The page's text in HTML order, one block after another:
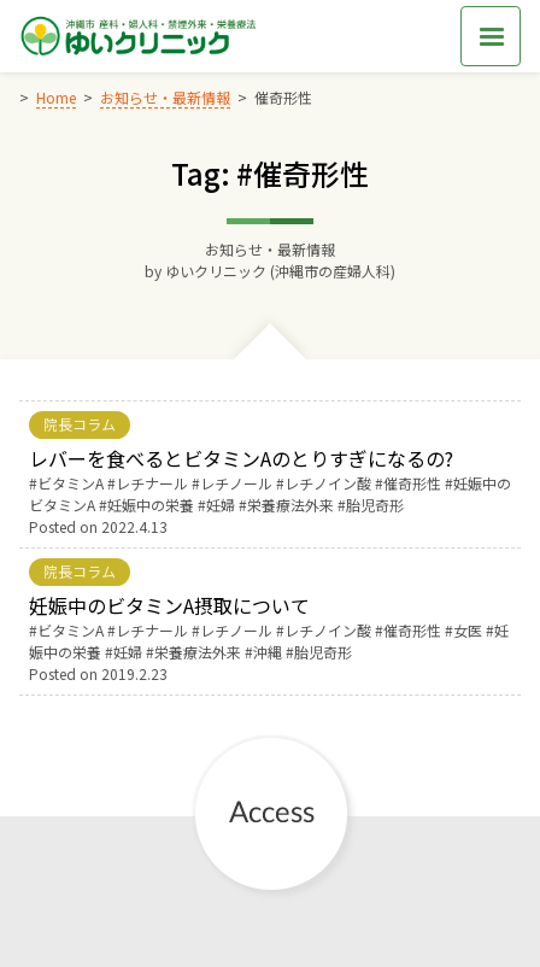
Skip
content
Home お知らせ・最新情報 催奇形性
Tag: #催奇形性
お知らせ・最新情報
by ゆいクリニック (沖縄市の産婦人科)
院長コラム
レバーを食べるとビタミンAのとりすぎになるの?
Tags:
ビタミンA レチナール レチノール レチノイン酸 催奇形性
妊娠中の
ビタミンA 妊娠中の栄養 妊婦 栄養療法外来
胎児奇形
Posted on 2022.4.13
院長コラム
妊娠中のビタミンA摂取について
Tags:
ビタミンA レチナール レチノール レチノイン酸 催奇形性 女医
妊
娠中の栄養
妊婦 栄養療法外来 沖縄
胎児奇形
Posted on 2019.2.23
Home
交通アクセス
診療料金
妊婦健診
親と子の結びつき支援
予防接種
その他の診療内容